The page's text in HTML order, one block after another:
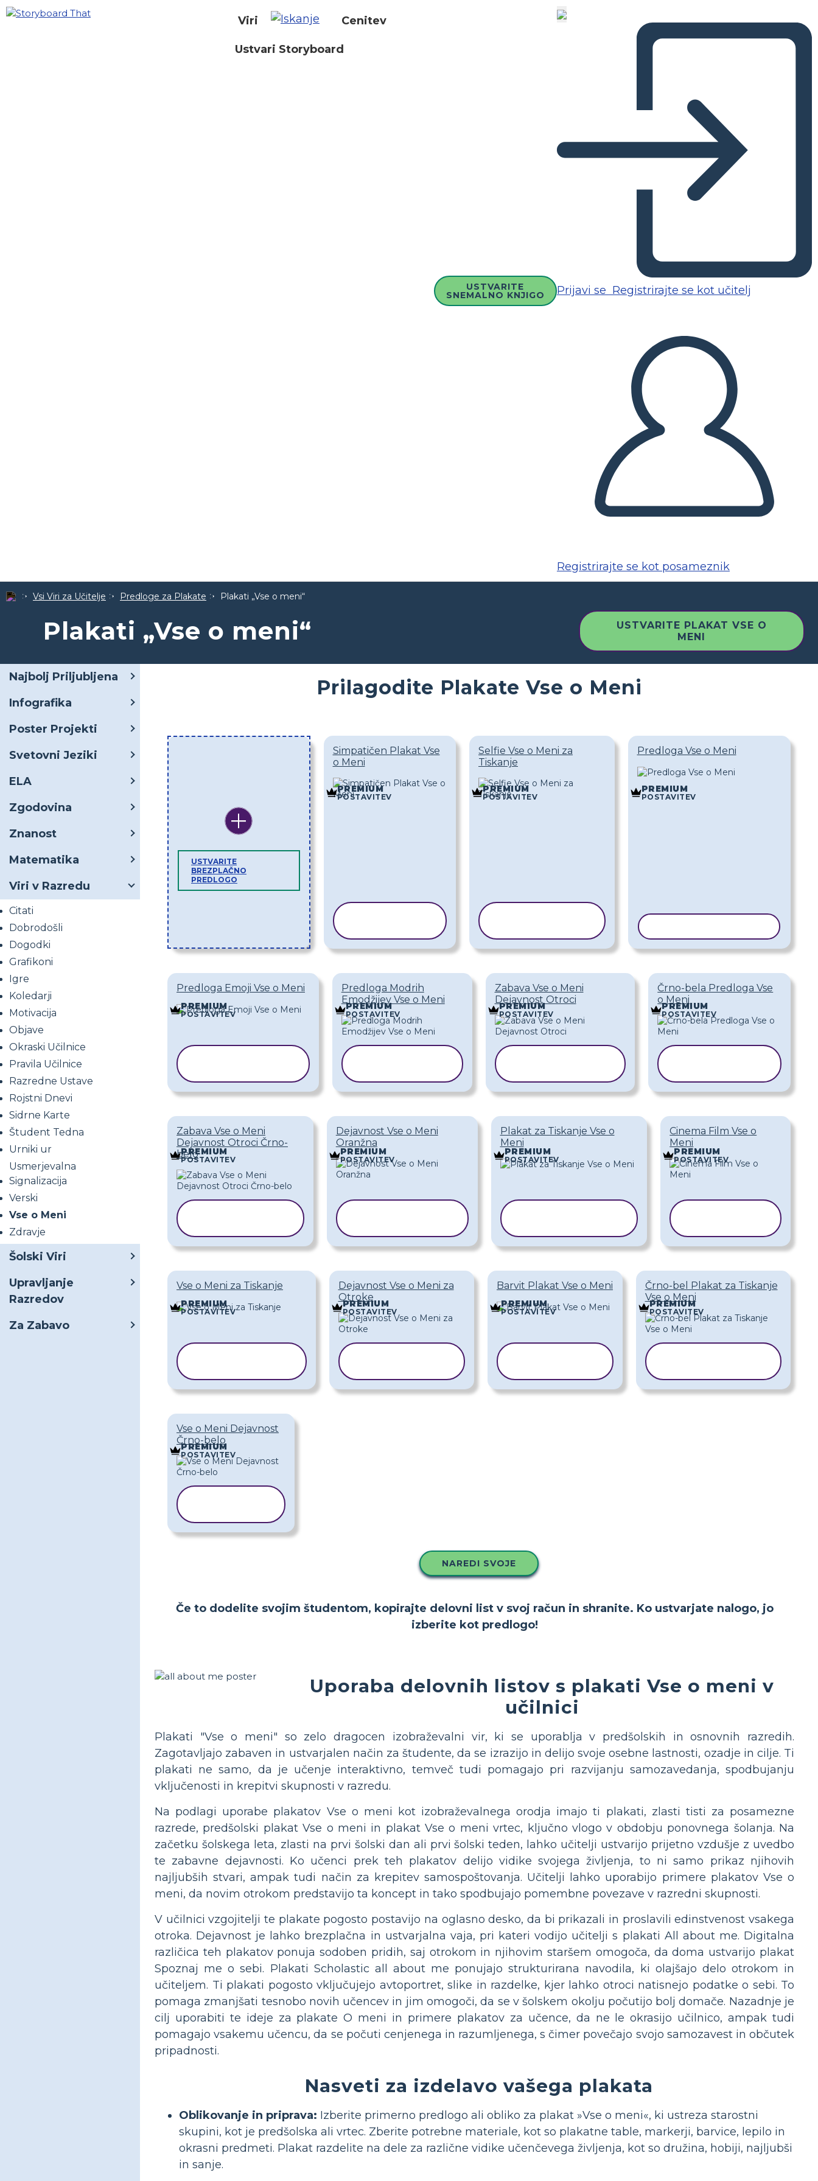
Viri Cenitev
Ustvari Storyboard
USTVARITE
SNEMALNO KNJIGO Prijavi se Registrirajte se kot učitelj
Registrirajte se kot posameznik
Vsi Viri za Učitelje Predloge za Plakate Plakati „Vse o meni“
Plakati „Vse o meni“
USTVARITE PLAKAT VSE O
MENI
Najbolj Priljubljena
Infografika
Poster Projekti
Svetovni Jeziki
ELA
Zgodovina
Znanost
Matematika
Viri v Razredu
Citati
Dobrodošli
Dogodki
Grafikoni
Igre
Koledarji
Motivacija
Objave
Okraski Učilnice
Pravila Učilnice
Razredne Ustave
Rojstni Dnevi
Sidrne Karte
Študent Tedna
Urniki ur
Usmerjevalna
Signalizacija
Verski
Vse o Meni
Zdravje
Šolski Viri
Upravljanje
Razredov
Za Zabavo
Prilagodite Plakate Vse o Meni
USTVARITE
BREZPLAČNO
PREDLOGO
Simpatičen Plakat Vse
o Meni
PREMIUM
POSTAVITEV
Selfie Vse o Meni za
Tiskanje
PREMIUM
POSTAVITEV
Predloga Vse o Meni
PREMIUM
POSTAVITEV
Predloga Emoji Vse o Meni
PREMIUM
POSTAVITEV
Predloga Modrih
Emodžijev Vse o Meni
PREMIUM
POSTAVITEV
Zabava Vse o Meni
Dejavnost Otroci
PREMIUM
POSTAVITEV
Črno-bela Predloga Vse
o Meni
PREMIUM
POSTAVITEV
Zabava Vse o Meni
Dejavnost Otroci Črno-
belo
PREMIUM
POSTAVITEV
Dejavnost Vse o Meni
Oranžna
PREMIUM
POSTAVITEV
Plakat za Tiskanje Vse o
Meni
PREMIUM
POSTAVITEV
Cinema Film Vse o
Meni
PREMIUM
POSTAVITEV
Vse o Meni za Tiskanje
PREMIUM
POSTAVITEV
Dejavnost Vse o Meni za
Otroke
PREMIUM
POSTAVITEV
Barvit Plakat Vse o Meni
PREMIUM
POSTAVITEV
Črno-bel Plakat za Tiskanje
Vse o Meni
PREMIUM
POSTAVITEV
Vse o Meni Dejavnost
Črno-belo
PREMIUM
POSTAVITEV
NAREDI SVOJE
Če to dodelite svojim študentom, kopirajte delovni list v svoj račun in shranite. Ko ustvarjate nalogo, jo
izberite kot predlogo!
Uporaba delovnih listov s plakati Vse o meni v
učilnici
Plakati "Vse o meni" so zelo dragocen izobraževalni vir, ki se uporablja v predšolskih in osnovnih razredih.
Zagotavljajo zabaven in ustvarjalen način za študente, da se izrazijo in delijo svoje osebne lastnosti, ozadje in cilje. Ti
plakati ne samo, da je učenje interaktivno, temveč tudi pomagajo pri razvijanju samozavedanja, spodbujanju
vključenosti in krepitvi skupnosti v razredu.
Na podlagi uporabe plakatov Vse o meni kot izobraževalnega orodja imajo ti plakati, zlasti tisti za posamezne
razrede, predšolski plakat Vse o meni in plakat Vse o meni vrtec, ključno vlogo v obdobju ponovnega šolanja. Na
začetku šolskega leta, zlasti na prvi šolski dan ali prvi šolski teden, lahko učitelji ustvarijo prijetno vzdušje z uvedbo
te zabavne dejavnosti. Ko učenci prek teh plakatov delijo vidike svojega življenja, to ni samo prikaz njihovih
najljubših stvari, ampak tudi način za krepitev samospoštovanja. Učitelji lahko uporabijo primere plakatov Vse o
meni, da novim otrokom predstavijo ta koncept in tako spodbujajo pomembne povezave v razredni skupnosti.
V učilnici vzgojitelji te plakate pogosto postavijo na oglasno desko, da bi prikazali in proslavili edinstvenost vsakega
otroka. Dejavnost je lahko brezplačna in ustvarjalna vaja, pri kateri vodijo učitelji s plakati All about me. Digitalna
različica teh plakatov ponuja sodoben pridih, saj otrokom in njihovim staršem omogoča, da doma ustvarijo plakat
Spoznaj me o sebi. Plakati Scholastic all about me ponujajo strukturirana navodila, ki olajšajo delo otrokom in
učiteljem. Ti plakati pogosto vključujejo avtoportret, slike in razdelke, kjer lahko otroci natisnejo podatke o sebi. To
pomaga zmanjšati tesnobo novih učencev in jim omogoči, da se v šolskem okolju počutijo bolj domače. Nazadnje je
cilj uporabiti te ideje za plakate O meni in primere plakatov za učence, da ne le okrasijo učilnico, ampak tudi
pomagajo vsakemu učencu, da se počuti cenjenega in razumljenega, s čimer povečajo svojo samozavest in občutek
pripadnosti.
Nasveti za izdelavo vašega plakata
Oblikovanje in priprava: Izberite primerno predlogo ali obliko za plakat »Vse o meni«, ki ustreza starostni
skupini, kot je predšolska ali vrtec. Zberite potrebne materiale, kot so plakatne table, markerji, barvice, lepilo in
okrasni predmeti. Plakat razdelite na dele za različne vidike učenčevega življenja, kot so družina, hobiji, najljubši
in sanje.